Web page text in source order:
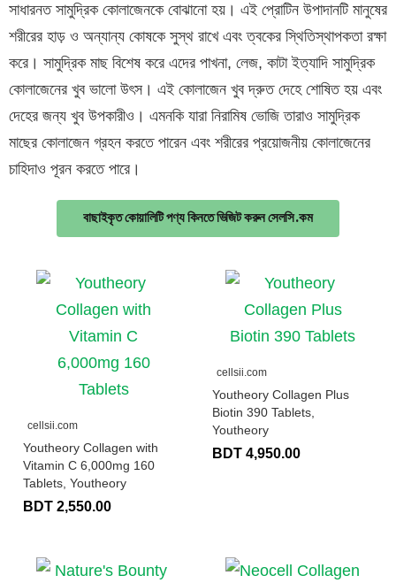
সাধারনত সামুদ্রিক কোলাজেনকে বোঝানো হয়। এই প্রোটিন উপাদানটি মানুষের
শরীরের হাড় ও অন্যান্য কোষকে সুস্থ রাখে এবং ত্বকের স্থিতিস্থাপকতা রক্ষা
করে। সামুদ্রিক মাছ বিশেষ করে এদের পাখনা, লেজ, কাটা ইত্যাদি সামুদ্রিক
কোলাজেনের খুব ভালো উৎস। এই কোলাজেন খুব দ্রুত দেহে শোষিত হয় এবং
দেহের জন্য খুব উপকারীও। এমনকি যারা নিরামিষ ভোজি তারাও সামুদ্রিক
মাছের কোলাজেন গ্রহন করতে পারেন এবং শরীরের প্রয়োজনীয় কোলাজেনের
চাহিদাও পূরন করতে পারে।
বাছাইকৃত কোয়ালিটি পণ্য কিনতে ভিজিট করুন সেলসি.কম
cellsii.com
Youtheory Collagen with
Vitamin C 6,000mg 160
Tablets, Youtheory
BDT 2,550.00
cellsii.com
Youtheory Collagen Plus
Biotin 390 Tablets,
Youtheory
BDT 4,950.00